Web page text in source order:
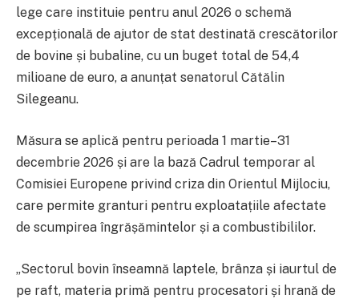
lege care instituie pentru anul 2026 o schemă
excepțională de ajutor de stat destinată crescătorilor
de bovine și bubaline, cu un buget total de 54,4
milioane de euro, a anunțat senatorul Cătălin
Silegeanu.
Măsura se aplică pentru perioada 1 martie–31
decembrie 2026 și are la bază Cadrul temporar al
Comisiei Europene privind criza din Orientul Mijlociu,
care permite granturi pentru exploatațiile afectate
de scumpirea îngrășămintelor și a combustibililor.
„Sectorul bovin înseamnă laptele, brânza și iaurtul de
pe raft, materia primă pentru procesatori și hrană de